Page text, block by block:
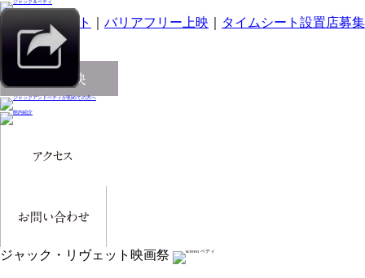
｜ スマホサイト バリアフリー上映 タイムシート設置店募集
ジャック・リヴェット映画祭